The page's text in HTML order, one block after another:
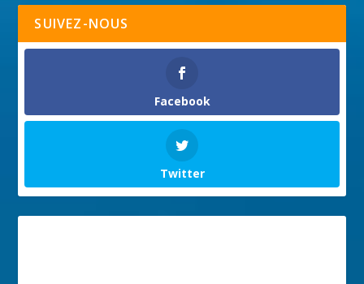
SUIVEZ-NOUS
Facebook
Twitter